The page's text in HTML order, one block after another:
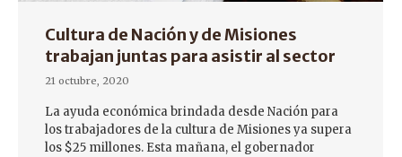
Cultura de Nación y de Misiones
trabajan juntas para asistir al sector
21 octubre, 2020
La ayuda económica brindada desde Nación para
los trabajadores de la cultura de Misiones ya supera
los $25 millones. Esta mañana, el gobernador